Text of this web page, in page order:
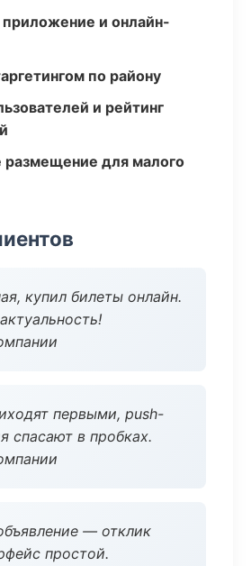
и онлайн-
по району
и рейтинг
размещение для малого
купил билеты онлайн.
первыми, push-
спасают в пробках.
— отклик
простой.